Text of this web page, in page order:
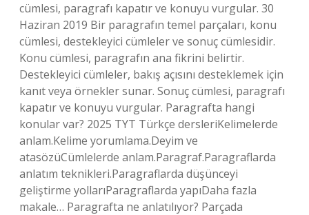
cümlesi, paragrafı kapatır ve konuyu vurgular. 30
Haziran 2019 Bir paragrafın temel parçaları, konu
cümlesi, destekleyici cümleler ve sonuç cümlesidir.
Konu cümlesi, paragrafın ana fikrini belirtir.
Destekleyici cümleler, bakış açısını desteklemek için
kanıt veya örnekler sunar. Sonuç cümlesi, paragrafı
kapatır ve konuyu vurgular. Paragrafta hangi
konular var? 2025 TYT Türkçe dersleriKelimelerde
anlam.Kelime yorumlama.Deyim ve
atasözüCümlelerde anlam.Paragraf.Paragraflarda
anlatım teknikleri.Paragraflarda düşünceyi
geliştirme yollarıParagraflarda yapıDaha fazla
makale… Paragrafta ne anlatılıyor? Parçada